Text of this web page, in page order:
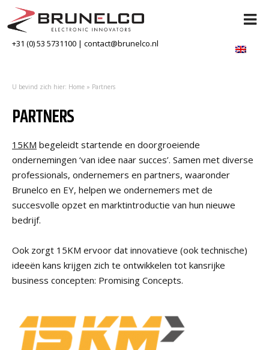
+31 (0) 53 5731100 | contact@brunelco.nl
U bevind zich hier: Home » Partners
PARTNERS
15KM begeleidt startende en doorgroeiende
ondernemingen ‘van idee naar succes’. Samen met diverse
professionals, ondernemers en partners, waaronder
Brunelco en EY, helpen we ondernemers met de
succesvolle opzet en marktintroductie van hun nieuwe
bedrijf.
Ook zorgt 15KM ervoor dat innovatieve (ook technische)
ideeën kans krijgen zich te ontwikkelen tot kansrijke
business concepten: Promising Concepts.